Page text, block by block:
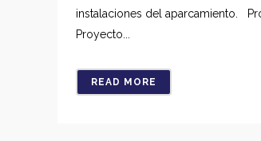
instalaciones del aparcamiento.
Proyecto...
READ MORE